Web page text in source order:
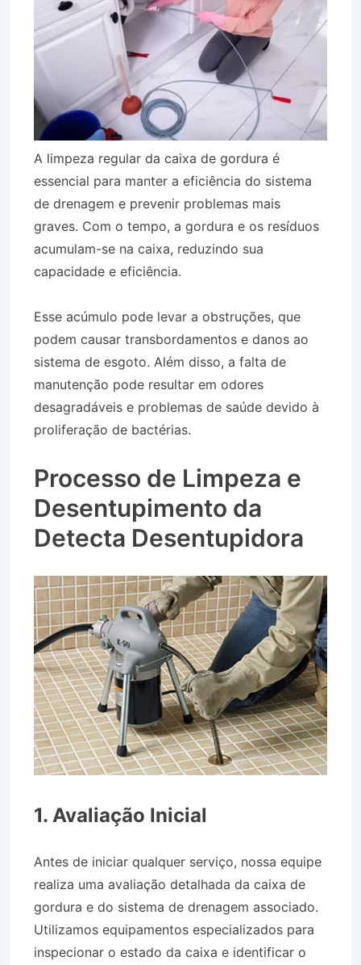
A limpeza regular da caixa de gordura é
essencial para manter a eficiência do sistema
de drenagem e prevenir problemas mais
graves. Com o tempo, a gordura e os resíduos
acumulam-se na caixa, reduzindo sua
capacidade e eficiência.
Esse acúmulo pode levar a obstruções, que
podem causar transbordamentos e danos ao
sistema de esgoto. Além disso, a falta de
manutenção pode resultar em odores
desagradáveis e problemas de saúde devido à
proliferação de bactérias.
Processo de Limpeza e
Desentupimento da
Detecta Desentupidora
1. Avaliação Inicial
Antes de iniciar qualquer serviço, nossa equipe
realiza uma avaliação detalhada da caixa de
gordura e do sistema de drenagem associado.
Utilizamos equipamentos especializados para
inspecionar o estado da caixa e identificar o